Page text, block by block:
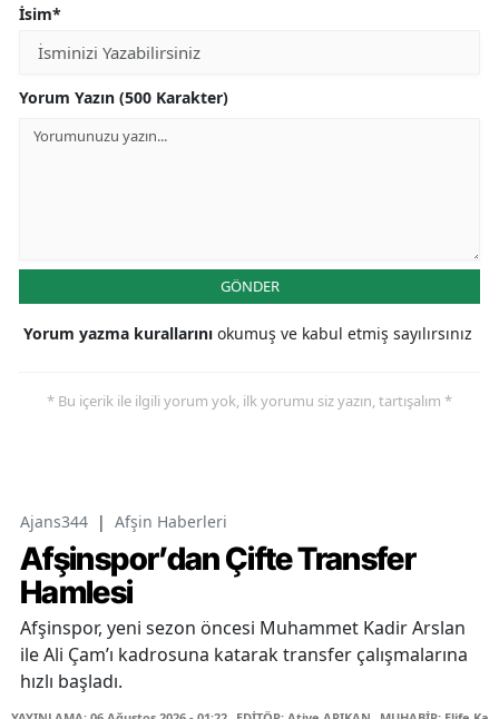
İsim*
Yorum Yazın (500 Karakter)
GÖNDER
Yorum yazma kurallarını okumuş ve kabul etmiş sayılırsınız
* Bu içerik ile ilgili yorum yok, ilk yorumu siz yazın, tartışalım *
Ajans344 | Afşin Haberleri
Afşinspor’dan Çifte Transfer
Hamlesi
Afşinspor, yeni sezon öncesi Muhammet Kadir Arslan
ile Ali Çam’ı kadrosuna katarak transfer çalışmalarına
hızlı başladı.